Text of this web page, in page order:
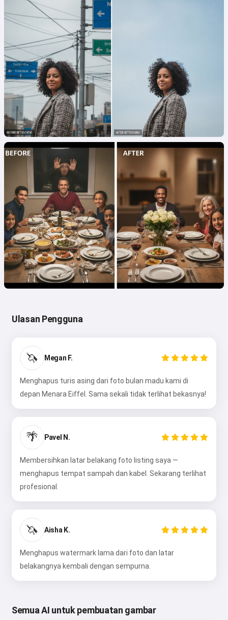
Ulasan Pengguna
🦄 Megan F.
Menghapus turis asing dari foto bulan madu kami di
depan Menara Eiffel. Sama sekali tidak terlihat bekasnya!
🌴 Pavel N.
Membersihkan latar belakang foto listing saya —
menghapus tempat sampah dan kabel. Sekarang terlihat
profesional.
🦄 Aisha K.
Menghapus watermark lama dari foto dan latar
belakangnya kembali dengan sempurna.
Semua AI untuk pembuatan gambar